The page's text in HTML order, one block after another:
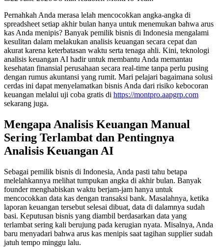
Pernahkah Anda merasa lelah mencocokkan angka-angka di
spreadsheet setiap akhir bulan hanya untuk menemukan bahwa arus
kas Anda menipis? Banyak pemilik bisnis di Indonesia mengalami
kesulitan dalam melakukan analisis keuangan secara cepat dan
akurat karena keterbatasan waktu serta tenaga ahli. Kini, teknologi
analisis keuangan AI hadir untuk membantu Anda memantau
kesehatan finansial perusahaan secara real-time tanpa perlu pusing
dengan rumus akuntansi yang rumit. Mari pelajari bagaimana solusi
cerdas ini dapat menyelamatkan bisnis Anda dari risiko kebocoran
keuangan melalui uji coba gratis di https://montpro.aapgrp.com
sekarang juga.
Mengapa Analisis Keuangan Manual
Sering Terlambat dan Pentingnya
Analisis Keuangan AI
Sebagai pemilik bisnis di Indonesia, Anda pasti tahu betapa
melelahkannya melihat tumpukan angka di akhir bulan. Banyak
founder menghabiskan waktu berjam-jam hanya untuk
mencocokkan data kas dengan transaksi bank. Masalahnya, ketika
laporan keuangan tersebut selesai dibuat, data di dalamnya sudah
basi. Keputusan bisnis yang diambil berdasarkan data yang
terlambat sering kali berujung pada kerugian nyata. Misalnya, Anda
baru menyadari bahwa arus kas menipis saat tagihan supplier sudah
jatuh tempo minggu lalu.